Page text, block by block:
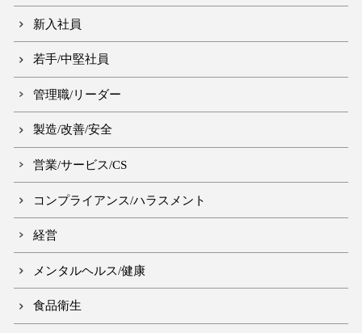
新入社員
若手/中堅社員
管理職/リーダー
製造/改善/安全
営業/サービス/CS
コンプライアンス/ハラスメント
経営
メンタルヘルス/健康
食品衛生